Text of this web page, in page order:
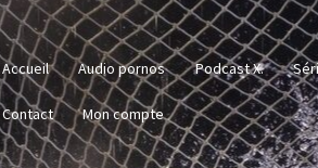
Accueil Audio pornos Podcast X.
Contact Mon compte